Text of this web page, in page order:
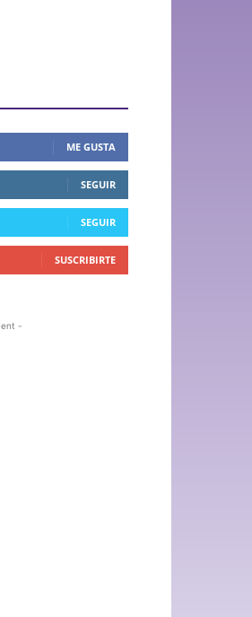
ME GUSTA
SEGUIR
SEGUIR
SUSCRIBIRTE
-